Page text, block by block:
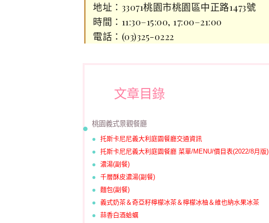
地址：33071桃園市桃園區中正路1473號
時間：11:30–15:00, 17:00–21:00
電話：(03)325-0222
文章目錄
桃園義式景觀餐廳
托斯卡尼尼義大利庭園餐廳交通資訊
托斯卡尼尼義大利庭園餐廳 菜單/MENU/價目表(2022/8月版)
濃湯(副餐)
千層酥皮濃湯(副餐)
麵包(副餐)
義式奶茶＆奇亞籽檸檬冰茶＆檸檬冰柚＆維也納水果冰茶
蒜香白酒蛤蠣